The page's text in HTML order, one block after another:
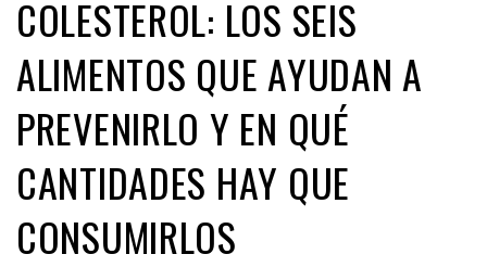
COLESTEROL: LOS SEIS
ALIMENTOS QUE AYUDAN A
PREVENIRLO Y EN QUÉ
CANTIDADES HAY QUE
CONSUMIRLOS